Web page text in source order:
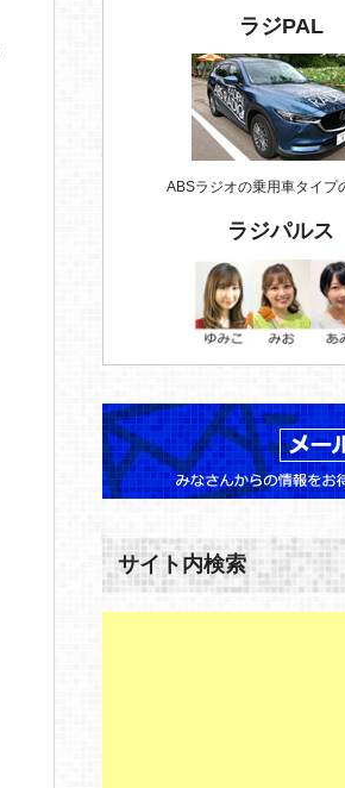
ラジPAL
ABSラジオの乗用車タイプ
ラジパルス
サイト内検索